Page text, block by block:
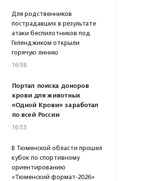
Для родственников
пострадавших в результате
атаки беспилотников под
Геленджиком открыли
горячую линию
16:58
Портал поиска доноров
крови для животных
«Одной Крови» заработал
по всей России
16:53
В Тюменской области прошел
кубок по спортивному
ориентированию
«Тюменский формат-2026»